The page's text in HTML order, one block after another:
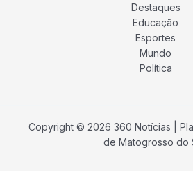
Destaques
Educação
Esportes
Mundo
Política
Copyright © 2026 360 Notícias |
de Matogrosso do